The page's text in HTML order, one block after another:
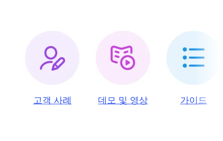
고객 사례 데모 및 영상 가이드